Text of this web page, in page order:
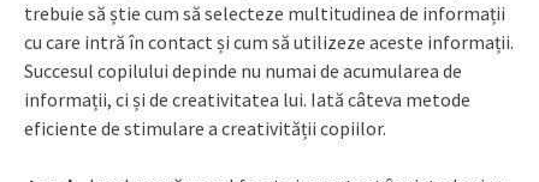
trebuie să știe cum să selecteze multitudinea de informații
cu care intră în contact și cum să utilizeze aceste informații.
Succesul copilului depinde nu numai de acumularea de
informații, ci și de creativitatea lui. Iată câteva metode
eficiente de stimulare a creativității copiilor.